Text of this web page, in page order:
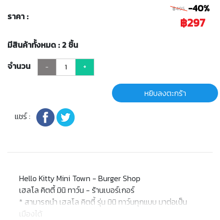
ราคา :
฿495 -40%
฿297
มีสินค้าทั้งหมด : 2 ชิ้น
จำนวน
- +
หยิบลงตะกร้า
แชร์ :
Hello Kitty Mini Town - Burger Shop
เฮลโล คิตตี้ มินิ ทาว์น - ร้านเบอร์เกอร์
* สามารถนำ เฮลโล คิตตี้ รุ่น มินิ ทาว์นทุกแบบ มาต่อเป็น
เมืองได้